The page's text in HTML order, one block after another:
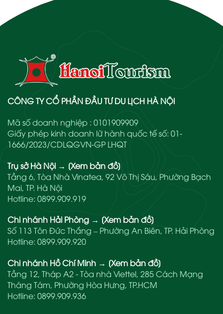
CÔNG TY CỔ PHẦN ĐẦU TƯ DU LỊCH HÀ NỘI
Mã số doanh nghiệp : 0101909909
Giấy phép kinh doanh lữ hành quốc tế số: 01-
1666/2023/CDLQGVN-GP LHQT
Trụ sở Hà Nội → [Xem bản đồ]
Tầng 6, Tòa Nhà Vinatea, 92 Võ Thị Sáu, Phường Bạch
Mai, TP. Hà Nội
Hotline: 0899.909.919
Chi nhánh Hải Phòng → [Xem bản đồ]
Số 113 Tôn Đức Thắng – Phường An Biên, TP. Hải Phòng
Hotline: 0899.909.920
Chi nhánh Hồ Chí Minh → [Xem bản đồ]
Tầng 12, Tháp A2 - Tòa nhà Viettel, 285 Cách Mạng
Tháng Tám, Phường Hòa Hưng, TP.HCM
Hotline: 0899.909.936